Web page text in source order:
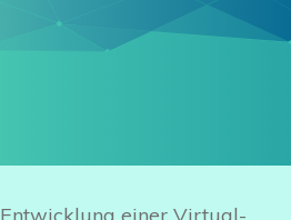
wir eine Datenbank
wir eine Datenbank